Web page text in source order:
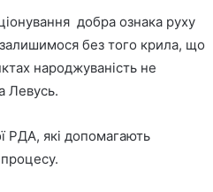
добра ознака руху
без того крила, що
народжуваність не
Левусь.
РДА, які допомагають